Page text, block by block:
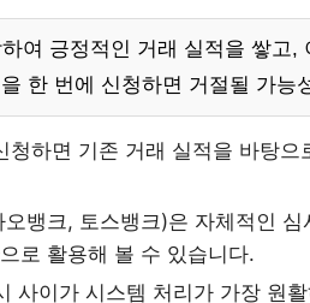
여 긍정적인 거래 실적을 쌓고,
한 번에 신청하면 거절될 가능
청하면 기존 거래 실적을 바탕
뱅크, 토스뱅크)은 자체적인
로 활용해 볼 수 있습니다.
사이가 시스템 처리가 가장 원